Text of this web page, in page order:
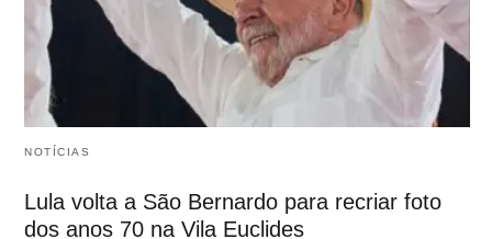
NOTÍCIAS
Lula volta a São Bernardo para recriar foto
dos anos 70 na Vila Euclides